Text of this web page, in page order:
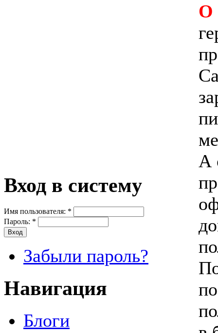
Вход в систему
Имя пользователя: *
Пароль: *
Забыли пароль?
Навигация
Блоги
О
А